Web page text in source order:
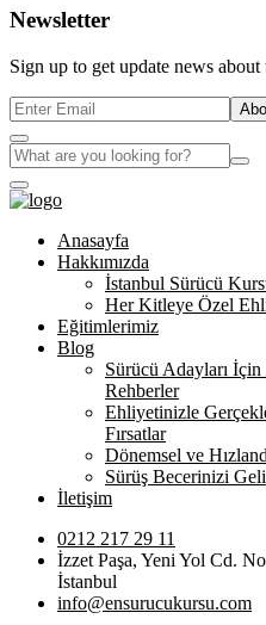
Newsletter
Sign up to get update news about
Anasayfa
Hakkımızda
İstanbul Sürücü
Her Kitleye Özel
Eğitimlerimiz
Blog
Sürücü Adayları
Rehberler
Ehliyetinizle
Fırsatlar
Dönemsel ve
Sürüş Becerinizi
İletişim
0212 217 29 11
İzzet Paşa, Yeni Yol Cd.
İstanbul
info@ensurucukursu.com